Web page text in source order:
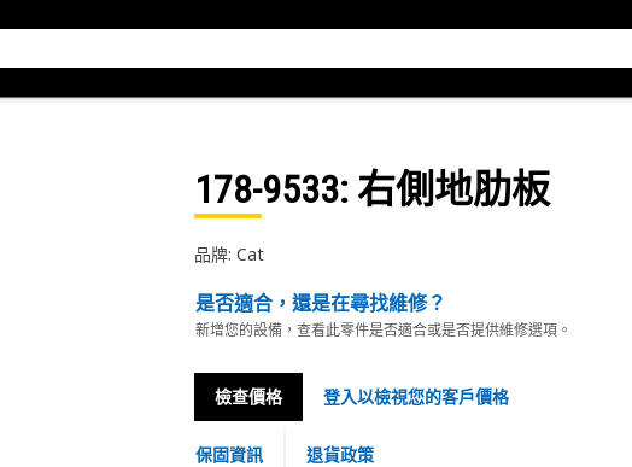
178-9533: 右側地肋板
品牌: Cat
是否適合，還是在尋找維修？
新增您的設備，查看此零件是否適合或是否提供維修選項。
檢查價格 登入以檢視您的客戶價格
保固資訊 退貨政策